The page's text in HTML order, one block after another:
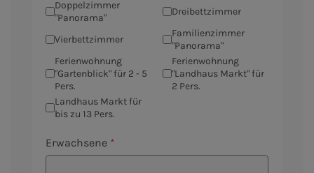
Doppelzimmer
"Panorama"
Dreibettzimmer
Vierbettzimmer
Familienzimmer
"Panorama"
Ferienwohnung
"Gartenblick" für 2 - 5
Pers.
Ferienwohnung
"Landhaus Markt" für
2 Pers.
Landhaus Markt für
bis zu 13 Pers.
Erwachsene *